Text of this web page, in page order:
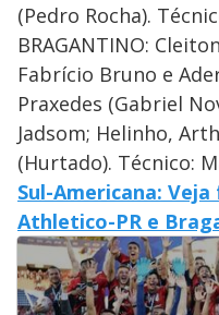
(Pedro Rocha).
BRAGANTINO:
Fabrício Bruno e
Praxedes (Gabriel
Jadsom; Helinho,
(Hurtado). Técnico:
Sul-Americana:
Athletico-PR e